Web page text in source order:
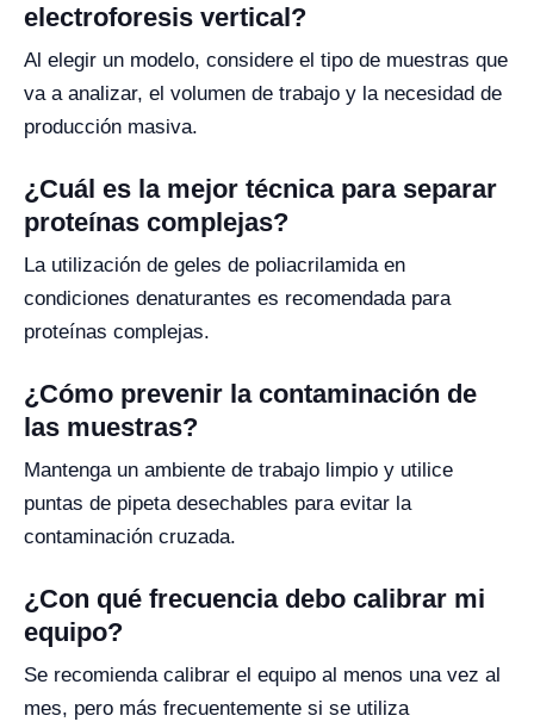
electroforesis vertical?
Al elegir un modelo, considere el tipo de muestras que
va a analizar, el volumen de trabajo y la necesidad de
producción masiva.
¿Cuál es la mejor técnica para separar
proteínas complejas?
La utilización de geles de poliacrilamida en
condiciones denaturantes es recomendada para
proteínas complejas.
¿Cómo prevenir la contaminación de
las muestras?
Mantenga un ambiente de trabajo limpio y utilice
puntas de pipeta desechables para evitar la
contaminación cruzada.
¿Con qué frecuencia debo calibrar mi
equipo?
Se recomienda calibrar el equipo al menos una vez al
mes, pero más frecuentemente si se utiliza